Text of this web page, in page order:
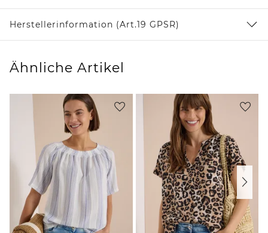
Herstellerinformation (Art.19 GPSR)
Ähnliche Artikel